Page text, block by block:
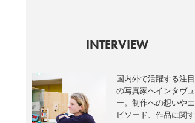
INTERVIEW
国内外で活躍する注目
の写真家へインタヴュ
ー。制作への想いやエ
ピソード、作品に関す